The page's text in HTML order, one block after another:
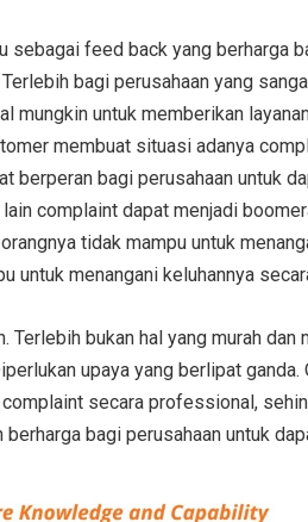
sebagai feed back yang berharga
bagi perusahaan yang
mungkin untuk memberikan
membuat situasi adanya
berperan bagi perusahaan untuk
complaint dapat menjadi
tidak mampu untuk
untuk menangani keluhannya
bukan hal yang murah dan
upaya yang berlipat ganda.
secara professional,
bagi perusahaan untuk